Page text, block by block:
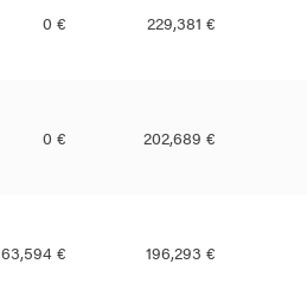
0 € 229,381 €
0 € 202,689 €
63,594 € 196,293 €